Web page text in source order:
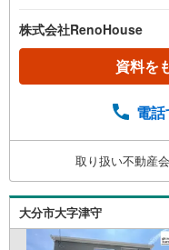
請求は24時間受
内覧希望の方は
程を指定して予
00～18:00）◎他
できます♪理想
株式会社RenoHouse
資料を
電
取り扱い不動産
大分市大字津守